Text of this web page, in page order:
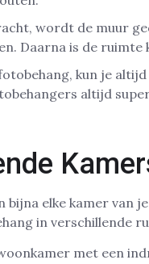
wordt de muur
Daarna is de ruimte
kun je
altijd
elke kamer van
in verschillende
met een